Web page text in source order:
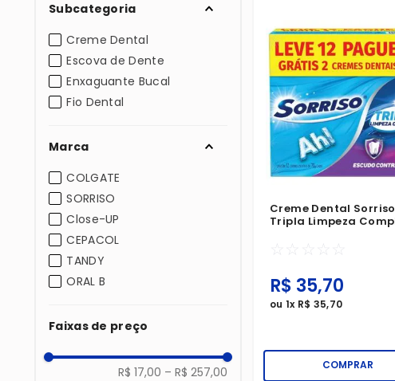
Subcategoria
Creme Dental
Escova de Dente
Enxaguante Bucal
Fio Dental
Marca
COLGATE
SORRISO
Close-UP
CEPACOL
TANDY
ORAL B
Faixas de preço
R$ 17,00 – R$ 257,00
Creme Dental
Tripla Limpeza
☆ ☆ ☆ ☆ ☆
R$ 35,70
ou 1x R$ 35,70
COMPRAR